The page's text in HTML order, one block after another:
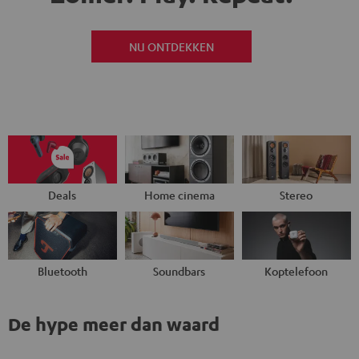
NU ONTDEKKEN
Deals Home cinema Stereo
Bluetooth Soundbars Koptelefoon
De hype meer dan waard